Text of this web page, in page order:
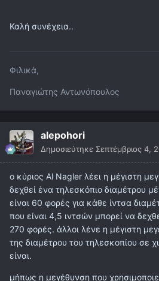
Καλή συνέχεια..
Φιλικά,
Παναγιώτης Αντωνόπουλος
alepohori
Δημοσιεύτηκε Σεπτέμβριος 4,
ο κύριος Al Nagler λέει η μέγιστη
δεχθεί ένα τηλεσκόπιο διαμέτρου
είναι 60 φορές για κάθε ίντσα
που είναι 4,5 ιντσών μπορεί να
270 φορές. άλλοι λένε η μέγιστη
της διαμέτρου του τηλεσκοπίου σε
είναι.
μήπως η μεγέθυνση που